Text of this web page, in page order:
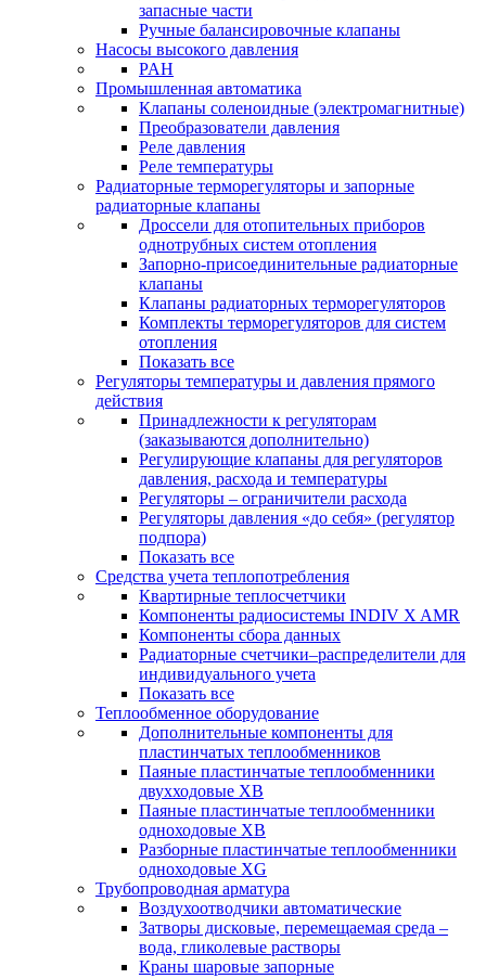
запасные части
Ручные балансировочные клапаны
Насосы высокого давления
PAH
Промышленная автоматика
Клапаны соленоидные (электромагнитные)
Преобразователи давления
Реле давления
Реле температуры
Радиаторные терморегуляторы и запорные
радиаторные клапаны
Дроссели для отопительных приборов
однотрубных систем отопления
Запорно-присоединительные радиаторные
клапаны
Клапаны радиаторных терморегуляторов
Комплекты терморегуляторов для систем
отопления
Показать все
Регуляторы температуры и давления прямого
действия
Принадлежности к регуляторам
(заказываются дополнительно)
Регулирующие клапаны для регуляторов
давления, расхода и температуры
Регуляторы – ограничители расхода
Регуляторы давления «до себя» (регулятор
подпора)
Показать все
Средства учета теплопотребления
Квартирные теплосчетчики
Компоненты радиосистемы INDIV X AMR
Компоненты сбора данных
Радиаторные счетчики–распределители для
индивидуального учета
Показать все
Теплообменное оборудование
Дополнительные компоненты для
пластинчатых теплообменников
Паяные пластинчатые теплообменники
двухходовые XB
Паяные пластинчатые теплообменники
одноходовые ХВ
Разборные пластинчатые теплообменники
одноходовые ХG
Трубопроводная арматура
Воздухоотводчики автоматические
Затворы дисковые, перемещаемая среда –
вода, гликолевые растворы
Краны шаровые запорные